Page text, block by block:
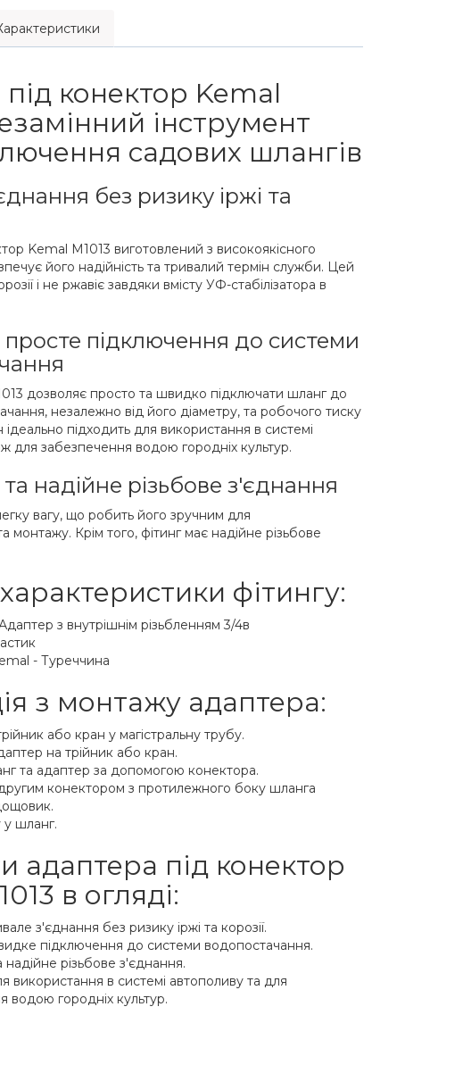
конектор Kemal
інструмент
садових шлангів
без ризику іржі та
Kemal M1013 виготовлений з високоякісного
його надійність та тривалий термін служби. Цей
і не ржавіє завдяки вмісту УФ-стабілізатора в
підключення до системи
дозволяє просто та швидко підключати шланг до
незалежно від його діаметру, та робочого тиску
підходить для використання в системі
для забезпечення водою городніх культур.
надійне різьбове з'єднання
вагу, що робить його зручним для
монтажу. Крім того, фітинг має надійне різьбове
характеристики фітингу:
з внутрішнім різьбленням 3/4в
- Туреччина
з монтажу адаптера:
або кран у магістральну трубу.
на трійник або кран.
та адаптер за допомогою конектора.
конектором з протилежного боку шланга
шланг.
адаптера під конектор
в огляді:
з'єднання без ризику іржі та корозії.
підключення до системи водопостачання.
надійне різьбове з'єднання.
використання в системі автополиву та для
водою городніх культур.